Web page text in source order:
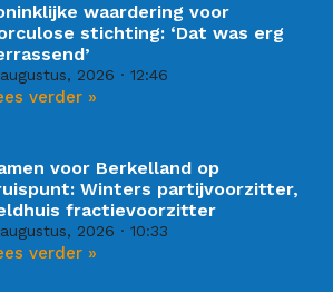
waardering voor
stichting: ‘Dat was erg
2026 12:46
verder »
voor Berkelland op
Winters partijvoorzitter,
fractievoorzitter
2026 10:33
verder »